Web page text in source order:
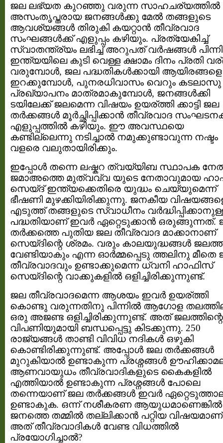
ജല ലഭ്യത കുറഞ്ഞു വരുന്ന സാഹചര്യത്തില്‍
അസംതൃപ്തരായ ജനങ്ങള്‍ക്കു മേല്‍ തങ്ങളുടെ
ആവശ്യങ്ങള്‍ തിരുകി കയറ്റാന്‍ തീവ്രവാദ
സംഘങ്ങള്‍ക്ക് എളുപ്പം കഴിയും. പ്രത്യേകിച്ച്
സ്വാതന്ത്ര്യം ലഭിച്ച് അറുപത് വര്‍ഷങ്ങള്‍
ഇന്ത്യയിലെ കുടി വെള്ള ക്ഷാമം ദിനം പ്രതി
വരുമ്പോള്‍, ജല പദ്ധതികള്‍ക്കായി ആയിരങ്ങളെ
ഇറക്കുമ്പോള്‍, പുനരധിവാസം വെറും കടലാസു
പ്രഖ്യാപനം മാത്രമാകുമ്പോള്‍, ജനങ്ങള്‍ക്കി
ടയിലേക്ക് ജലമെന്ന വിഷയം ഉയര്ത്തി ക്കാട്ടി ജല
തര്‍ക്കങ്ങള്‍ മൂര്‍ച്ഛിപ്പിക്കാന്‍ തീവ്രവാദ
എളുപ്പത്തില്‍ കഴിയും. ഈ അവസ്ഥയെ
കണ്ടില്ലെന്നു നടിച്ചാല്‍ നമുക്കുണ്ടാവുന്ന നഷ്ടം
വളരെ വലുതായിരിക്കും.
ഇപ്പോള്‍ തന്നെ ലഷ്കറ ത്വയ്യിബ സ്ഥാപക
ജമാഅത്തെ മുത്വവ്വ യുടെ നേതാവുമായ
സെയ്ദ്‌ ഇന്ത്യക്കെതിരെ യുദ്ധം ചെയ്യുമെന്ന്
ഭീഷണി മുഴക്കിയിരിക്കുന്നു. ജനകീയ
എടുത്ത്‌ തങ്ങളുടെ സ്വാധീനം
പദ്ധതിയാണ് ഇവര്‍ ഏറ്റെടുക്കാന്‍ ഒരുങ്ങുന്നത്.
തര്‍ക്കത്തെ പുതിയ ജല തീവ്രവാദ മാക്കാനാണ്
സെയ്ദിന്റെ ശ്രമം. വരും കാലയുദ്ധങ്ങള്‍
വേണ്ടിയാകും എന്ന ഓര്‍മ്മപ്പെടു ത്തലിനു മീതെ
തീവ്രവാദവും ഉണ്ടാക്കുമെന്ന ധ്വനി ഹാഫിസ്‌
സെയ്ദിന്റെ വാക്കുകളില്‍ ഒളിച്ചിരിക്കുന്നുണ്ട്.
ജല തീവ്രവാദമെന്ന ആശയം ഇവര്‍ ഉയര്ത്തി
കൊണ്ടു വരുന്നതിനു പിന്നില്‍ ആഗോള
ഒരു അജണ്ട ഒളിച്ചിരിക്കുന്നുണ്ട്. അത് ജലത്തിന്റെ
വിപണിയുമായി ബന്ധപ്പെട്ടു കിടക്കുന്നു. 250
രാജ്യങ്ങള്‍ താണ്ടി വിവിധ നദികള്‍ ഒഴുകി
കൊണ്ടിരിക്കുന്നുണ്ട്. അപ്പോള്‍ ജല തര്‍ക്കങ്ങള്‍
മുറുകിയാല്‍ ഉണ്ടാകുന്ന പ്രശ്നങ്ങള്‍
ആണവായുധം തീവ്രവാദികളുടെ കൈകളില്‍
എത്തിയാല്‍ ഉണ്ടാകുന്ന പ്രശ്നങ്ങള്‍ പോലെ
തന്നെയാണ് ജല തര്‍ക്കങ്ങള്‍ ഇവര്‍
ഉണ്ടാകുക. ഒന്ന് നശീകരണ ആയുധമാണെങ്കില്‍
ജനത്തെ തമ്മില്‍ തല്ലിക്കാന്‍ പറ്റിയ
അത് തീവ്രവാദികള്‍ വേണ്ട വിധത്തില്‍
പ്രയോഗിച്ചാല്‍?